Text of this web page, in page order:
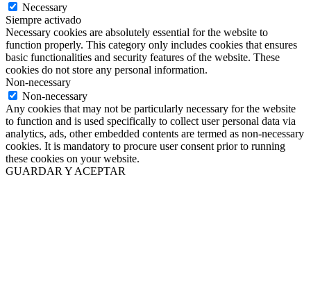
Necessary
Siempre activado
Necessary cookies are absolutely essential for the website to
function properly. This category only includes cookies that ensures
basic functionalities and security features of the website. These
cookies do not store any personal information.
Non-necessary
Non-necessary
Any cookies that may not be particularly necessary for the website
to function and is used specifically to collect user personal data via
analytics, ads, other embedded contents are termed as non-necessary
cookies. It is mandatory to procure user consent prior to running
these cookies on your website.
GUARDAR Y ACEPTAR